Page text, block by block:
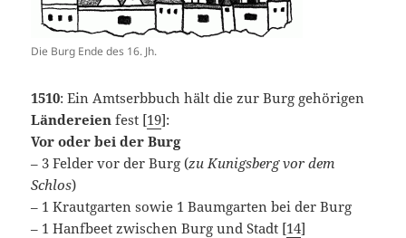
Die Burg Ende des 16. Jh.
1510: Ein Amtserbbuch hält die zur Burg gehörigen
Ländereien fest [19]:
Vor oder bei der Burg
– 3 Felder vor der Burg (zu Kunigsberg vor dem
Schlos)
– 1 Krautgarten sowie 1 Baumgarten bei der Burg
– 1 Hanfbeet zwischen Burg und Stadt [14]